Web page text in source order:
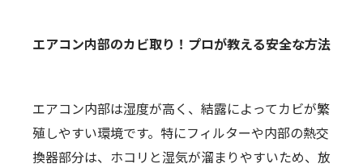
エアコン内部のカビ取り！プロが教える安全な方法
エアコン内部は湿度が高く、結露によってカビが繁
殖しやすい環境です。特にフィルターや内部の熱交
換器部分は、ホコリと湿気が溜まりやすいため、放